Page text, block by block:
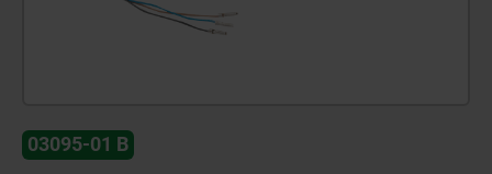
03095-01 B